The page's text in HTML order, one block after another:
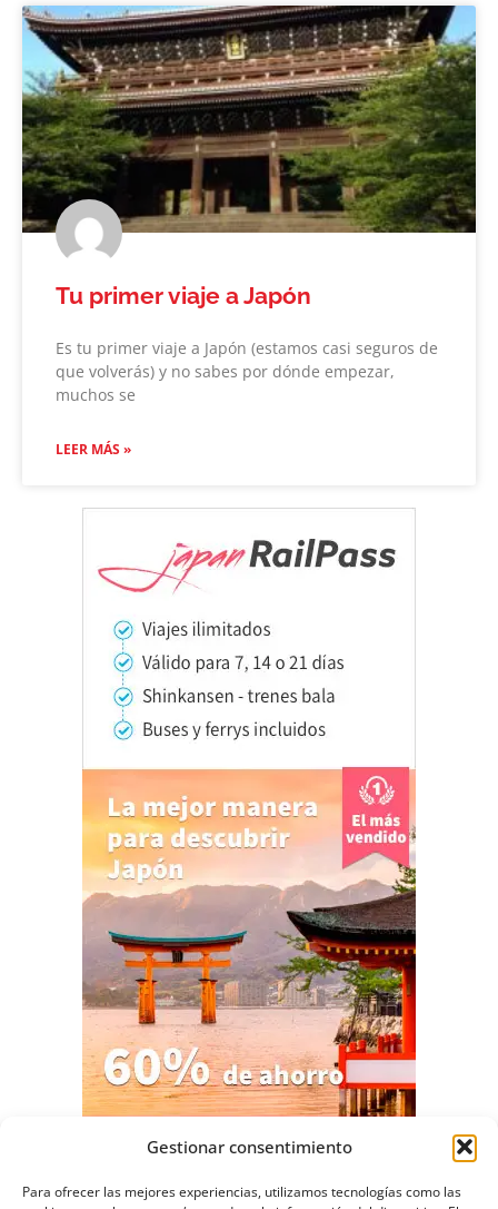
Gestionar consentimiento
Para ofrecer las mejores experiencias, utilizamos tecnologías como las
Tu primer viaje a Japón
Es tu primer viaje a Japón (estamos casi seguros de
que volverás) y no sabes por dónde empezar,
muchos se
LEER MÁS »